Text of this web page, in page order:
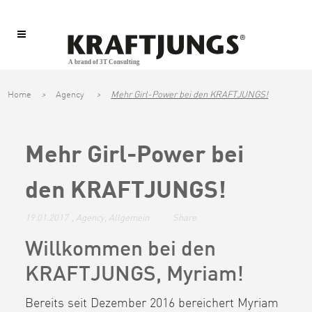
Home > Agency > Mehr Girl-Power bei den KRAFTJUNGS!
Mehr Girl-Power bei
den KRAFTJUNGS!
19.01.2017 , Agency, Allgemein Share
Willkommen bei den
KRAFTJUNGS, Myriam!
Bereits seit Dezember 2016 bereichert Myriam